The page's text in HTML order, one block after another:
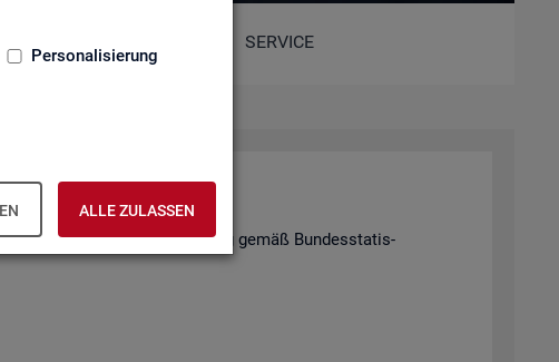
Personalisierung
ALLE ZULASSEN
SERVICE
Sta­tis­ti­schen Ge­heim­hal­tung gemäß Bun­des­sta­tis­